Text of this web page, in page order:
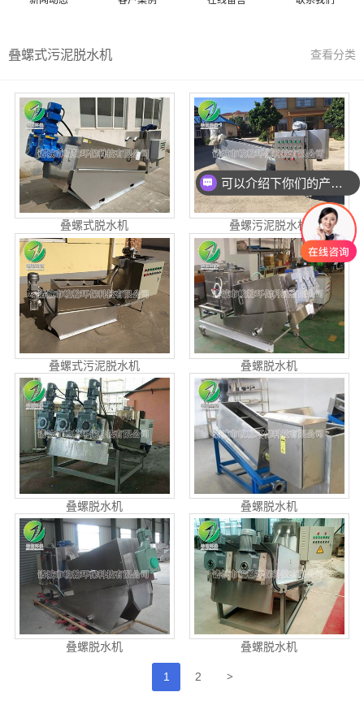
叠螺式污泥脱水机 查看分类
叠螺式脱水机 叠螺污泥脱水机
叠螺式污泥脱水机 叠螺脱水机
叠螺脱水机 叠螺脱水机
叠螺脱水机 叠螺脱水机
1 2 >